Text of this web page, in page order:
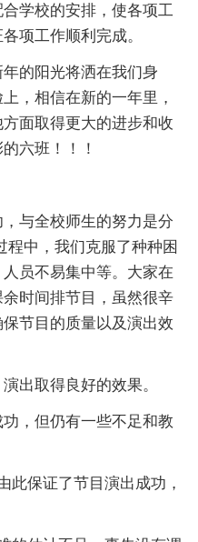
学校的安排，使各项工
项工作顺利完成。
的阳光将洒在我们身
，相信在新的一年里，
面取得更大的进步和收
六班！！！
与全校师生的努力是分
中，我们克服了种种困
员不易集中等。大家在
时间排节目，虽然很辛
节目的质量以及演出效
取得良好的效果。
，但仍有一些不足和教
保证了节目演出成功，